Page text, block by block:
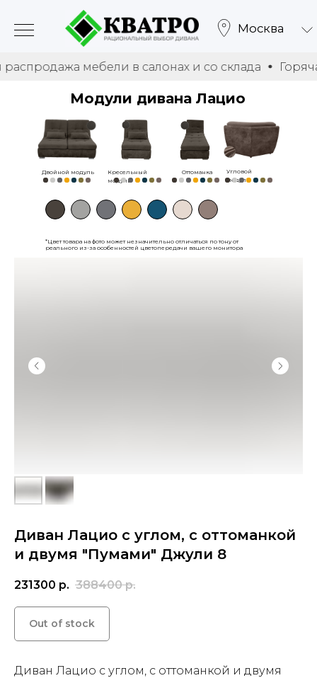
Москва
мебели в салонах и со склада Горячая
Модули дивана Лацио
Двойной модуль
Кресельный
модуль
Оттоманка
Угловой
модуль
*Цвет товара на фото может незначительно отличаться по тону от
реального из-за особенностей цветопередачи вашего монитора
Диван Лацио с углом, с оттоманкой
и двумя "Пумами" Джули 8
231300 р. 388400 р.
Out of stock
Диван Лацио с углом, с оттоманкой и двумя